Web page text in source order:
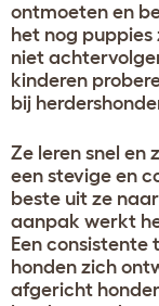
ontmoeten en
het nog puppies
niet
kinderen
bij
Ze leren snel en
een stevige en
beste uit ze
aanpak werkt
Een
honden zich
afgericht